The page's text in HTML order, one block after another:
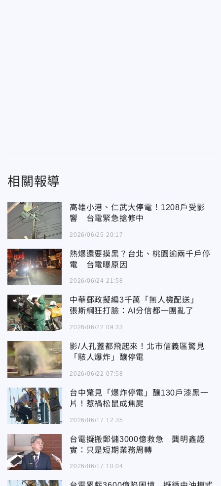
相關報導
高雄小港、仁武大停電！1208戶受影
響 台電緊急搶修中
2026/06/25 20:17
熱爆還要摸黑？台北、桃園逾兩千戶停
電 台電曝原因
2026/06/24 21:58
中華郵政擬編3千萬「無人機配送」
張斯綱狂打臉：AI分信都一團亂了
2026/06/22 09:33
影/人孔蓋都飛起來！北市信義區驚見
「駭人爆炸」釀停電
2026/06/22 07:58
台中驚見「爆炸停電」釀130戶漆黑一
片！惹禍松鼠成焦屍
2026/06/17 12:35
台電擬搬郵儲3000億救急 龔明鑫證
實：只是短期業務周轉
2026/06/17 10:04